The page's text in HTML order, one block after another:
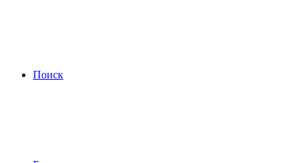
Поиск